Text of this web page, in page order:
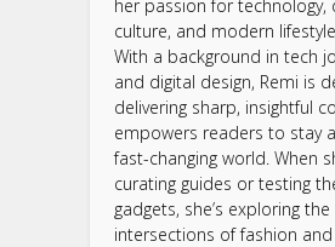
her passion for technology,
culture, and modern
With a background in tech
and digital design, Remi is
delivering sharp, insightful
empowers readers to stay
fast-changing world. When
curating guides or testing
gadgets, she’s exploring the
intersections of fashion and